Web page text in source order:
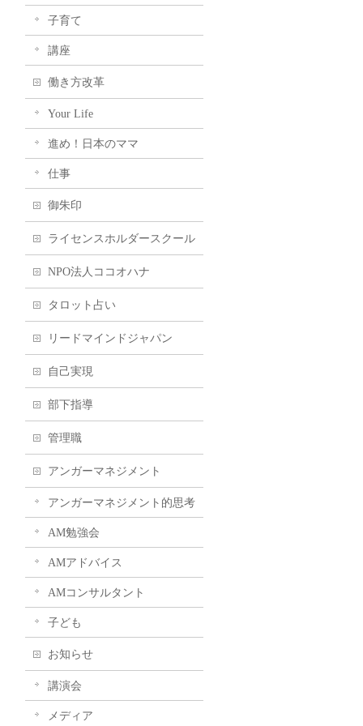
子育て
講座
働き方改革
Your Life
進め！日本のママ
仕事
御朱印
ライセンスホルダースクール
NPO法人ココオハナ
タロット占い
リードマインドジャパン
自己実現
部下指導
管理職
アンガーマネジメント
アンガーマネジメント的思考
AM勉強会
AMアドバイス
AMコンサルタント
子ども
お知らせ
講演会
メディア